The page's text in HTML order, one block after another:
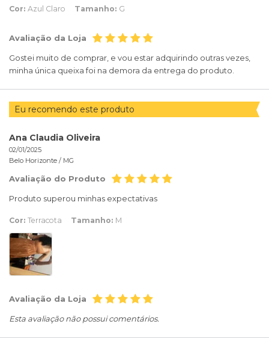
Cor: Azul Claro Tamanho: G
Avaliação da Loja
Gostei muito de comprar, e vou estar adquirindo outras vezes,
minha única queixa foi na demora da entrega do produto.
Eu recomendo este produto
Ana Claudia Oliveira
02/01/2025
Belo Horizonte / MG
Avaliação do Produto
Produto superou minhas expectativas
Cor: Terracota Tamanho: M
Avaliação da Loja
Esta avaliação não possui comentários.